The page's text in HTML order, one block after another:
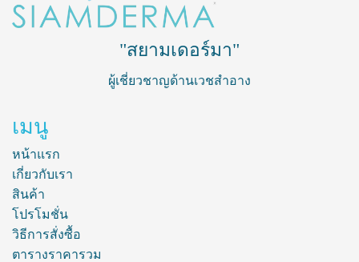
"สยามเดอร์มา"
ผู้เชี่ยวชาญด้านเวชสำอาง
เมนู
หน้าแรก
เกี่ยวกับเรา
สินค้า
โปรโมชั่น
วิธีการสั่งซื้อ
ตารางราคารวม